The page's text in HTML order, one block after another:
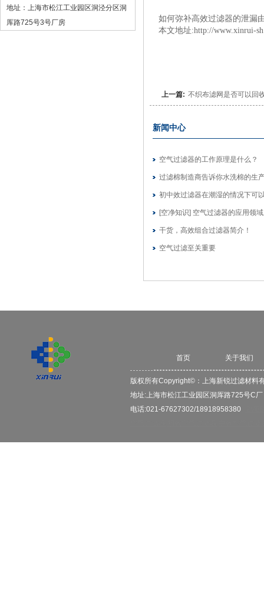
地址：
上海市松江工业园区洞泾分区洞
厍路725号3号厂房
如何弥补高效过滤器的泄漏
本文地址:http://www.xinrui-
上一篇: 不织布滤网是否可以回
新闻中心
空气过滤器的工作原理是什么？
过滤棉制造商告诉你水洗棉的生
初中效过滤器在潮湿的情况下可
用吗?
[空净知识] 空气过滤器的应用领
间
干货，高效组合过滤器简介！
空气过滤至关重要
首页 关于我们
版权所有Copyright©： 上海新锐过滤材料
地址:上海市松江工业园区洞厍路725号C厂
电话:021-67627302/18918958380